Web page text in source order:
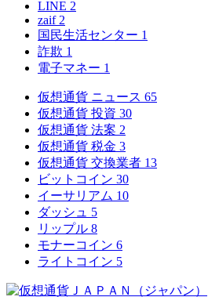
LINE 2
zaif 2
国民生活センター 1
詐欺 1
電子マネー 1
仮想通貨 ニュース 65
仮想通貨 投資 30
仮想通貨 法案 2
仮想通貨 税金 3
仮想通貨 交換業者 13
ビットコイン 30
イーサリアム 10
ダッシュ 5
リップル 8
モナーコイン 6
ライトコイン 5